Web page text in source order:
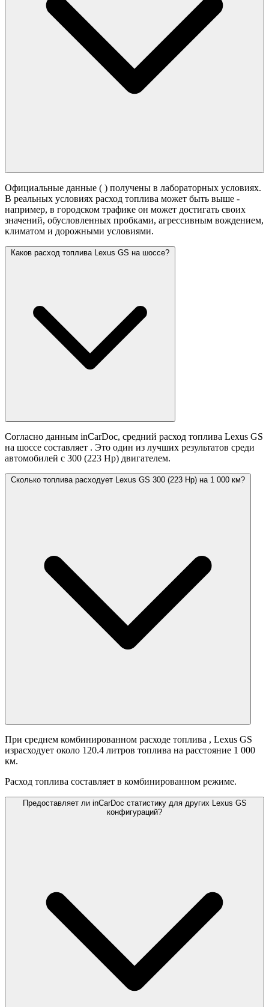
Официальные данные ( ) получены в лабораторных условиях.
В реальных условиях расход топлива может быть выше -
например, в городском трафике он может достигать своих
значений, обусловленных пробками, агрессивным вождением,
климатом и дорожными условиями.
Каков расход топлива Lexus GS на шоссе?
Согласно данным inCarDoc, средний расход топлива Lexus GS
на шоссе составляет . Это один из лучших результатов среди
автомобилей с 300 (223 Hp) двигателем.
Сколько топлива расходует Lexus GS 300 (223 Hp) на 1 000 км?
При среднем комбинированном расходе топлива , Lexus GS
израсходует около 120.4 литров топлива на расстояние 1 000
км.
Расход топлива составляет в комбинированном режиме.
Предоставляет ли inCarDoc статистику для других Lexus GS
конфигураций?